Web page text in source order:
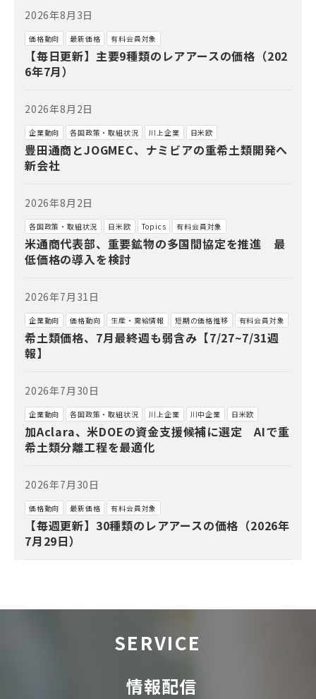
2026年8月3日
価格動向 最新価格 有料会員対象
【毎日更新】主要9種類のレアアースの価格（202
6年7月）
2026年8月2日
企業動向 各国政策・取組状況 川上企業 日米欧
豊田通商とJOGMEC、ナミビアの重希土類開発へ
新会社
2026年8月2日
各国政策・取組状況 日米欧 Topics 有料会員対象
米通商代表部、重要鉱物の多国間協定を推進 最
低価格の導入を検討
2026年7月31日
企業動向 価格動向 生産・需給情報 短期の価格推移 有料会員対象
希土類価格、7月最終週も弱含み【7/27~7/31週
報】
2026年7月30日
企業動向 各国政策・取組状況 川上企業 川中企業 日米欧
加Aclara、米DOEの資金支援候補に選定 AIで重
希土類分離工程を最適化
2026年7月30日
価格動向 最新価格 有料会員対象
【毎週更新】30種類のレアアースの価格（2026年
7月29日）
SERVICE
情報配信